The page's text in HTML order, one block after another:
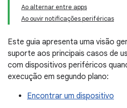
Ao alternar entre apps
Ao ouvir notificações periféricas
Este guia apresenta uma visão
suporte aos principais casos de
com dispositivos periféricos
execução em segundo plano:
Encontrar um dispositivo